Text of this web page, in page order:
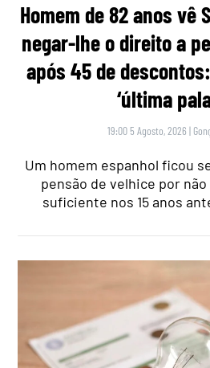
Homem de 82 anos vê
negar-lhe o direito a
após 45 de
‘última
19:00 5 Agosto, 2026 |
Um homem espanhol ficou
pensão de velhice por
suficiente nos 15 anos